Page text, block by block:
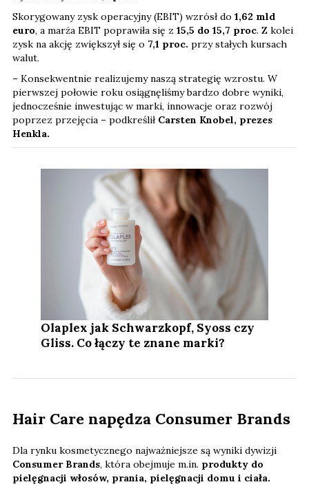
Skorygowany zysk operacyjny (EBIT) wzrósł do 1,62 mld
euro, a marża EBIT poprawiła się z 15,5 do 15,7 proc. Z kolei
zysk na akcję zwiększył się o 7,1 proc. przy stałych kursach
walut.
– Konsekwentnie realizujemy naszą strategię wzrostu. W
pierwszej połowie roku osiągnęliśmy bardzo dobre wyniki,
jednocześnie inwestując w marki, innowacje oraz rozwój
poprzez przejęcia – podkreślił Carsten Knobel, prezes
Henkla.
Olaplex jak Schwarzkopf, Syoss czy
Gliss. Co łączy te znane marki?
Hair Care napędza Consumer Brands
Dla rynku kosmetycznego najważniejsze są wyniki dywizji
Consumer Brands, która obejmuje m.in. produkty do
pielęgnacji włosów, prania, pielęgnacji domu i ciała.